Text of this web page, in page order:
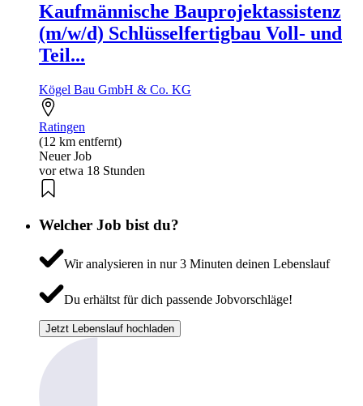
Kaufmännische Bauprojektassistenz
(m/w/d) Schlüsselfertigbau Voll- und
Teil...
Kögel Bau GmbH & Co. KG
Ratingen
(12 km entfernt)
Neuer Job
vor etwa 18 Stunden
Welcher Job bist du?
Wir analysieren in nur 3 Minuten deinen Lebenslauf
Du erhältst für dich passende Jobvorschläge!
Jetzt Lebenslauf hochladen